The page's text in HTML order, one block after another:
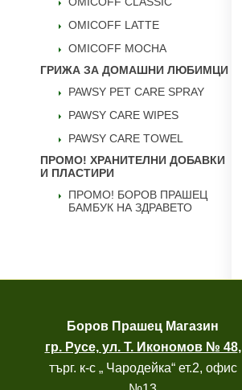
OMICOFF LATTE
OMICOFF MOCHA
ГРИЖА ЗА ДОМАШНИ ЛЮБИМЦИ
PAWSY PET CARE SPRAY
PAWSY CARE WIPES
PAWSY CARE TOWEL
ПРОМО! ХРАНИТЕЛНИ ДОБАВКИ
И ПЛАСТИРИ
ПРОМО! БОРОВ ПРАШЕЦ
БАМБУК НА ЗДРАВЕТО
Боров Прашец Магазин
гр. Русе, ул. Т. Икономов № 48,
търг. к-с „ Чародейка“ ет.2, офис